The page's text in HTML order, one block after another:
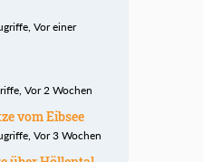
Vor einer
Vor 2 Wochen
vom Eibsee
Vor 3 Wochen